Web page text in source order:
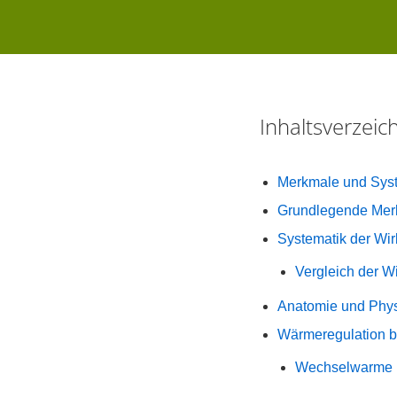
Merkmale und
Grundlegende
Systematik der
Vergleich der
Anatomie und
Wärmeregulation
Wechselwarme